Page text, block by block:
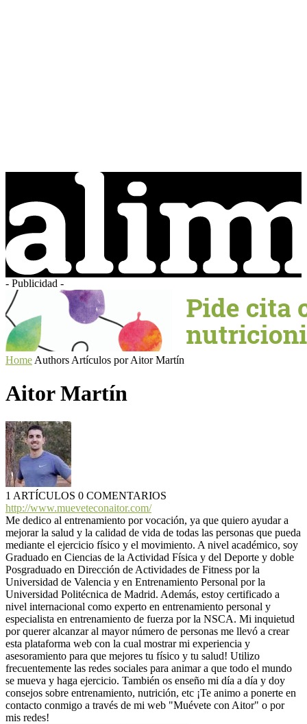
- Publicidad -
Home Authors Artículos por Aitor Martín
Aitor Martín
1 ARTÍCULOS 0 COMENTARIOS
http://www.mueveteconaitor.com/
Me dedico al entrenamiento por vocación, ya que quiero ayudar a
mejorar la salud y la calidad de vida de todas las personas que pueda
mediante el ejercicio físico y el movimiento. A nivel académico, soy
Graduado en Ciencias de la Actividad Física y del Deporte y doble
Posgraduado en Dirección de Actividades de Fitness por la
Universidad de Valencia y en Entrenamiento Personal por la
Universidad Politécnica de Madrid. Además, estoy certificado a
nivel internacional como experto en entrenamiento personal y
especialista en entrenamiento de fuerza por la NSCA. Mi inquietud
por querer alcanzar al mayor número de personas me llevó a crear
esta plataforma web con la cual mostrar mi experiencia y
asesoramiento para que mejores tu físico y tu salud! Utilizo
frecuentemente las redes sociales para animar a que todo el mundo
se mueva y haga ejercicio. También os enseño mi día a día y doy
consejos sobre entrenamiento, nutrición, etc ¡Te animo a ponerte en
contacto conmigo a través de mi web "Muévete con Aitor" o por
mis redes!